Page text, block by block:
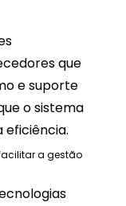
que
e suporte
o sistema
eficiência.
a gestão